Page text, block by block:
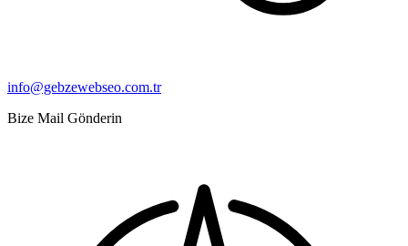
info@gebzewebseo.com.tr
Bize Mail Gönderin